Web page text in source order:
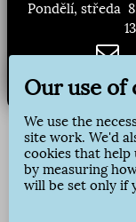
Pondělí, středa
Zasílání novinek:
Our use of
We use the
site work. We'd
cookies that help
by measuring
will be set only if